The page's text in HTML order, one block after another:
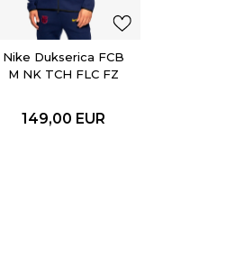
Nike Dukserica FCB
M NK TCH FLC FZ
149,00 EUR